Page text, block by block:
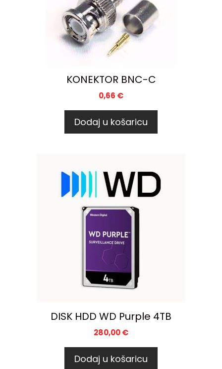
KONEKTOR BNC-C
0,66 €
Dodaj u košaricu
DISK HDD WD Purple 4TB
280,00€
Dodaj u košaricu